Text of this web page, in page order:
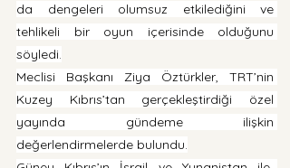
da dengeleri olumsuz etkilediğini ve
tehlikeli bir oyun içerisinde olduğunu
söyledi.
Meclisi Başkanı Ziya Öztürkler, TRT’nin
Kuzey Kıbrıs’tan gerçekleştirdiği özel
yayında gündeme ilişkin
değerlendirmelerde bulundu.